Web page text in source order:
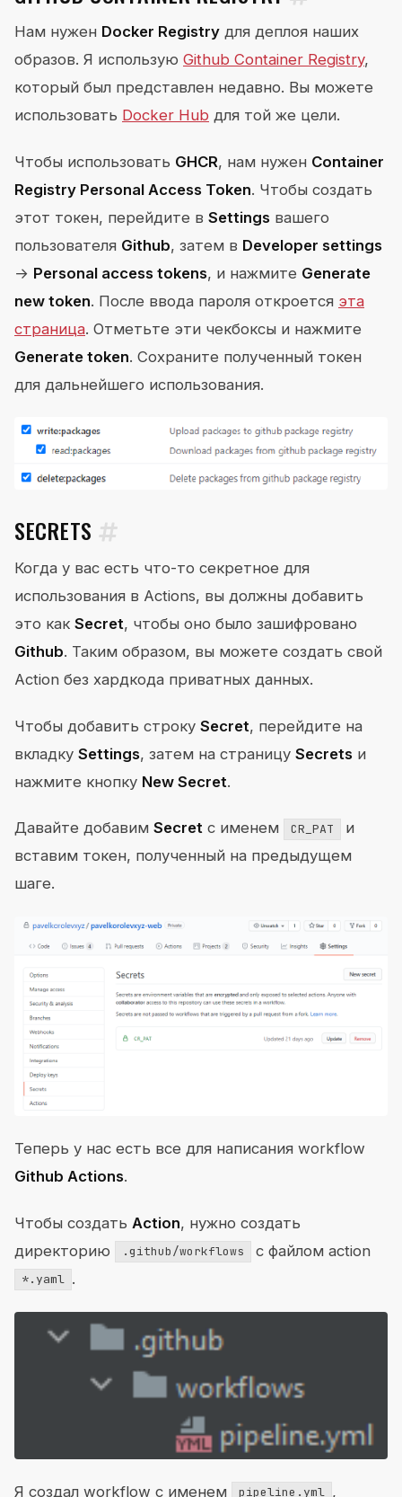
Нам нужен Docker Registry для деплоя наших
образов. Я использую Github Container Registry,
который был представлен недавно. Вы можете
использовать Docker Hub для той же цели.
Чтобы использовать GHCR, нам нужен Container
Registry Personal Access Token. Чтобы создать
этот токен, перейдите в Settings вашего
пользователя Github, затем в Developer settings
→ Personal access tokens, и нажмите Generate
new token. После ввода пароля откроется эта
страница. Отметьте эти чекбоксы и нажмите
Generate token. Сохраните полученный токен
для дальнейшего использования.
SECRETS
Когда у вас есть что-то секретное для
использования в Actions, вы должны добавить
это как Secret, чтобы оно было зашифровано
Github. Таким образом, вы можете создать свой
Action без хардкода приватных данных.
Чтобы добавить строку Secret, перейдите на
вкладку Settings, затем на страницу Secrets и
нажмите кнопку New Secret.
Давайте добавим Secret с именем CR_PAT
и
вставим токен, полученный на предыдущем
шаге.
Теперь у нас есть все для написания workflow
Github Actions.
Чтобы создать Action, нужно создать
директорию
.github/workflows с файлом action
*.yaml .
Я создал workflow с именем pipeline.yml ,